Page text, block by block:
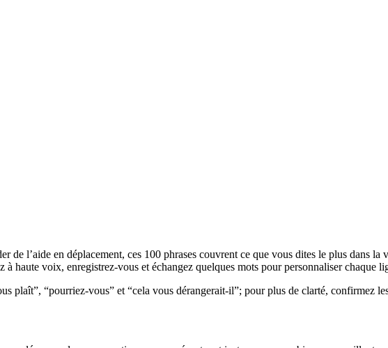
de l’aide en déplacement, ces 100 phrases couvrent ce que vous dites le plus dans la
haute voix, enregistrez-vous et échangez quelques mots pour personnaliser chaque
plaît”, “pourriez-vous” et “cela vous dérangerait-il”; pour plus de clarté, confirmez